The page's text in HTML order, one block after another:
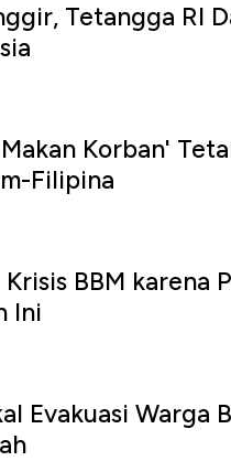
Tetangga RI
Korban'
Filipina
BBM karena
Ini
Evakuasi Warga